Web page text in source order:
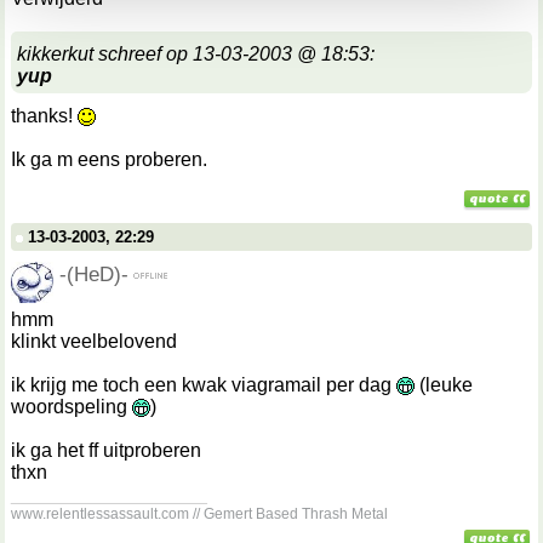
kikkerkut schreef op 13-03-2003 @ 18:53:
yup
thanks!
Ik ga m eens proberen.
13-03-2003, 22:29
-(HeD)-
hmm
klinkt veelbelovend
ik krijg me toch een kwak viagramail per dag
(leuke
woordspeling
)
ik ga het ff uitproberen
thxn
www.relentlessassault.com // Gemert Based Thrash Metal